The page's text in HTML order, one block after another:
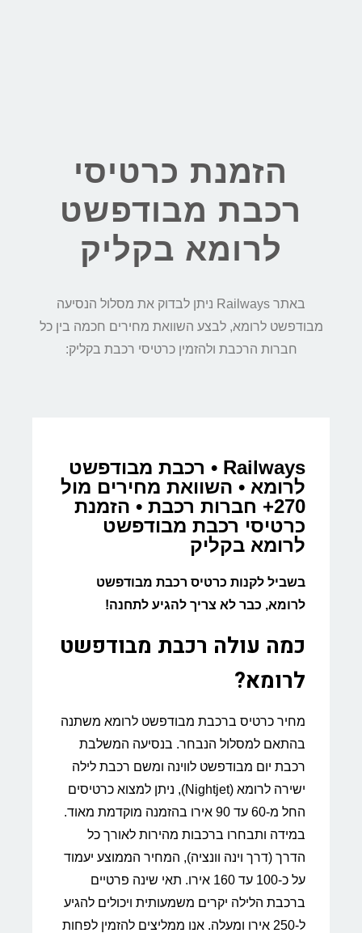
הזמנת כרטיסי
רכבת מבודפשט
לרומא בקליק
באתר Railways ניתן לבדוק את מסלול הנסיעה
מבודפשט לרומא, לבצע השוואת מחירים חכמה בין כל
חברות הרכבת ולהזמין כרטיסי רכבת בקליק:
Railways • רכבת מבודפשט
לרומא • השוואת מחירים מול
270+ חברות רכבת • הזמנת
כרטיסי רכבת מבודפשט
לרומא בקליק
בשביל לקנות כרטיס רכבת מבודפשט
לרומא, כבר לא צריך להגיע לתחנה!
כמה עולה רכבת מבודפשט
לרומא?
מחיר כרטיס ברכבת מבודפשט לרומא משתנה
בהתאם למסלול הנבחר. בנסיעה המשלבת
רכבת יום מבודפשט לווינה ומשם רכבת לילה
ישירה לרומא (Nightjet), ניתן למצוא כרטיסים
החל מ-60 עד 90 אירו בהזמנה מוקדמת מאוד.
במידה ותבחרו ברכבות מהירות לאורך כל
הדרך (דרך וינה וונציה), המחיר הממוצע יעמוד
על כ-100 עד 160 אירו. תאי שינה פרטיים
ברכבת הלילה יקרים משמעותית ויכולים להגיע
ל-250 אירו ומעלה. אנו ממליצים להזמין לפחות